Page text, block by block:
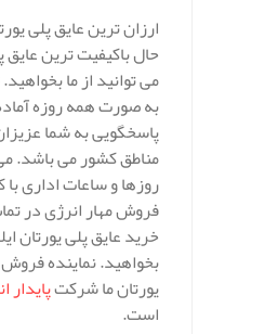
ارزان ترین عایق پلی
حال باکیفیت ترین عایق
می توانید از ما
به صورت همه روزه
پاسخگویی به شما
مناطق کشور می باشد.
روزها و ساعات اداری
فروش مهار انرژی در
خرید عایق پلی یورتان
بخواهید. نماینده
یورتان ما شرکت
است.